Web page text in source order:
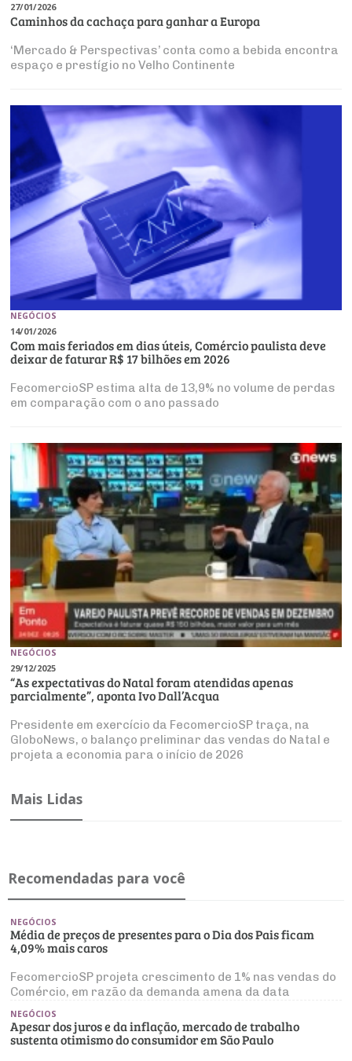
27/01/2026
Caminhos da cachaça para ganhar a Europa
‘Mercado & Perspectivas’ conta como a bebida encontra
espaço e prestígio no Velho Continente
NEGÓCIOS
14/01/2026
Com mais feriados em dias úteis, Comércio paulista deve
deixar de faturar R$ 17 bilhões em 2026
FecomercioSP estima alta de 13,9% no volume de perdas
em comparação com o ano passado
NEGÓCIOS
29/12/2025
“As expectativas do Natal foram atendidas apenas
parcialmente”, aponta Ivo Dall’Acqua
Presidente em exercício da FecomercioSP traça, na
GloboNews, o balanço preliminar das vendas do Natal e
projeta a economia para o início de 2026
Mais Lidas
Recomendadas para você
NEGÓCIOS
Média de preços de presentes para o Dia dos Pais ficam
4,09% mais caros
FecomercioSP projeta crescimento de 1% nas vendas do
Comércio, em razão da demanda amena da data
NEGÓCIOS
Apesar dos juros e da inflação, mercado de trabalho
sustenta otimismo do consumidor em São Paulo